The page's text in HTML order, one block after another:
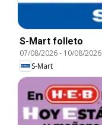
S-Mart folleto
07/08/2026- 10/08/2026
S-Mart